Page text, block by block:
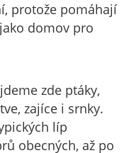
protože pomáhají
domov pro
zde ptáky,
zajíce i srnky.
líp
obecných, až po